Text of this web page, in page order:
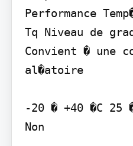
Performance
Tq Niveau de
Convient � une
al�atoire
-20 � +40 �C 25
Non